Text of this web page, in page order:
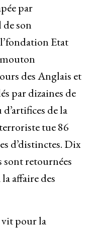
par
son
Etat
des Anglais et
par dizaines de
de la
tue 86
d’distinctes. Dix
sont retournées
affaire des
pour la